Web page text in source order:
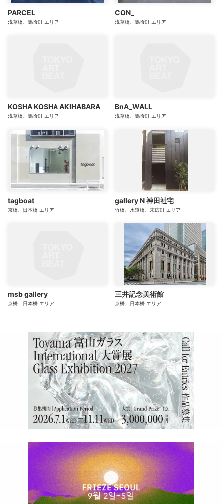
PARCEL
浅草橋、馬喰町 エリア
CON_
浅草橋、馬喰町 エリア
KOSHA KOSHA AKIHABARA
浅草橋、馬喰町 エリア
BnA_WALL
浅草橋、馬喰町 エリア
tagboat
京橋、日本橋 エリア
gallery N 神田社宅
竹橋、水道橋、末広町 エリア
msb gallery
京橋、日本橋 エリア
三井記念美術館
京橋、日本橋 エリア